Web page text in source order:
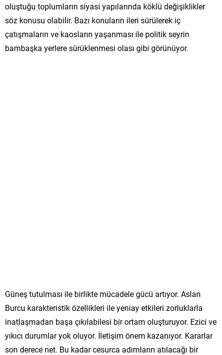
oluştuğu toplumların siyasi yapılarında köklü değişiklikler
söz konusu olabilir. Bazı konuların ileri sürülerek iç
çatışmaların ve kaosların yaşanması ile politik seyrin
bambaşka yerlere sürüklenmesi olası gibi görünüyor.
Güneş tutulması ile birlikte mücadele gücü artıyor. Aslan
Burcu karakteristik özellikleri ile yeniay etkileri zorluklarla
inatlaşmadan başa çıkılabilesi bir ortam oluşturuyor. Ezici ve
yıkıcı durumlar yok oluyor. İletişim önem kazanıyor. Kararlar
son derece net. Bu kadar cesurca adımların atılacağı bir